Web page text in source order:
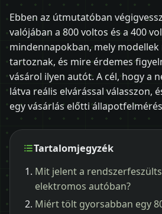
Ebben az útmutatóban
valójában a 800 voltos és a 400
mindennapokban, mely
tartoznak, és mire érdemes
vásárol ilyen autót. A cél, hogy a
látva reális elvárással válasszon,
egy vásárlás előtti
Tartalomjegyzék
Mit jelent a
elektromos autóban?
Miért tölt gyorsabban egy